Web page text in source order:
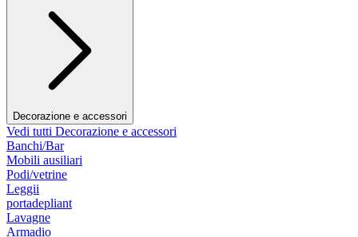
Decorazione e accessori
Vedi tutti Decorazione e accessori
Banchi/Bar
Mobili ausiliari
Podi/vetrine
Leggii
portadepliant
Lavagne
Armadio